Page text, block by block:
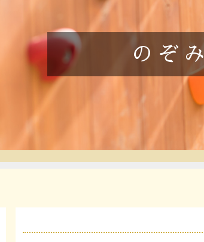
のぞ